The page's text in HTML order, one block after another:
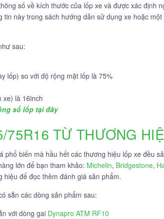
số về kích thước của lốp xe và được xác định
tin này trong sách hướng dẫn sử dụng xe hoặc
sau:
lốp) so với độ rộng mặt lốp là 75%
xe) là 16inch
số lốp tại đây
75R16 TỪ THƯƠNG
phổ biến mà hầu hết các thương hiệu lốp xe đều
lớn để bạn tham khảo: Michelin, Bridgestone,
để đọc thêm đánh giá sản phẩm.
sẵn các dòng sản phẩm sau:
với dòng gai Dynapro ATM RF10